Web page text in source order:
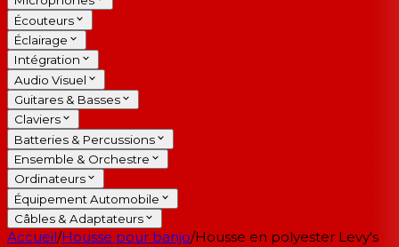
Écouteurs
Éclairage
Intégration
Audio Visuel
Guitares & Basses
Claviers
Batteries & Percussions
Ensemble & Orchestre
Ordinateurs
Équipement Automobile
Câbles & Adaptateurs
Accueil/Housse pour banjo/Housse en polyester Levy's